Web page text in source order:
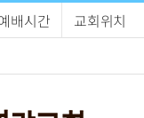
배시간
교회위치